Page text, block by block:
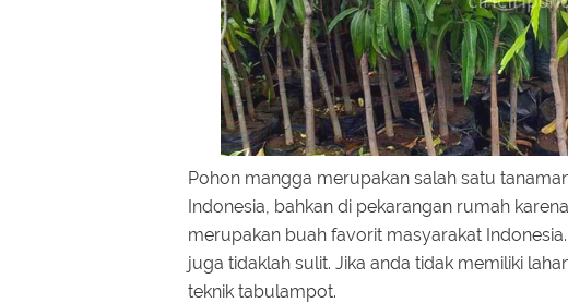
Pohon mangga merupakan salah satu
Indonesia, bahkan di pekarangan rumah
merupakan buah favorit masyarakat
juga tidaklah sulit. Jika anda tidak memiliki
teknik tabulampot.